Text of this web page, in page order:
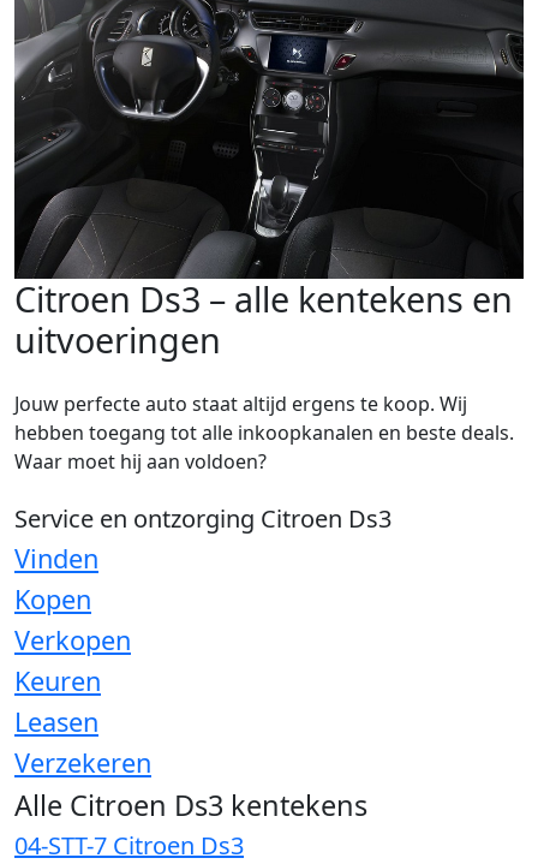
Citroen Ds3 – alle kentekens en
uitvoeringen
Jouw perfecte auto staat altijd ergens te koop. Wij
hebben toegang tot alle inkoopkanalen en beste deals.
Waar moet hij aan voldoen?
Service en ontzorging Citroen Ds3
Vinden
Kopen
Verkopen
Keuren
Leasen
Verzekeren
Alle Citroen Ds3 kentekens
04-STT-7 Citroen Ds3